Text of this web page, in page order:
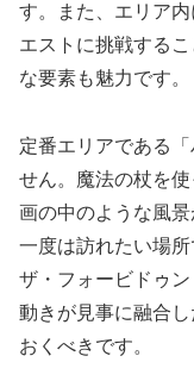
す。また、エリア
エストに挑戦する
な要素も魅力です。
定番エリアである
せん。魔法の杖を
画の中のような風
一度は訪れたい場
ザ・フォービドゥ
動きが見事に融合
おくべきです。